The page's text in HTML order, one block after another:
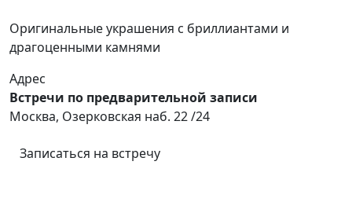
Оригинальные украшения с бриллиантами и
драгоценными камнями
Адрес
Встречи по предварительной записи
Москва, Озерковская наб. 22 /24
Записаться на встречу